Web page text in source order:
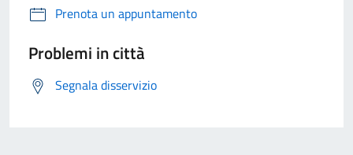
Prenota un appuntamento
Problemi in città
Segnala disservizio